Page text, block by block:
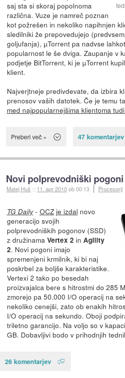
saj sta si skoraj popolnoma
različna. Vuze je namreč poznan
kot požrešen in nekoliko napihnjen
sledilniki že prepovedujejo
goljufanja), µTorrent pa nadvse
popularnost le še dviga. Zaupanje v
podjetje BitTorrent, ki je µTorrent
klient.
Najverjtneje predivdevate, da izbira
prenosov vaših datotek. Če je temu
med najpopularnejšima klientoma
Preberi več » 47 komentarjev
Novi polprevodniški pogoni
Matej Huš :: 11. apr 2010ob 00:13 Procesorji
TG Daily- OCZ je izdal novo
generacijo svojih
polprevodniških pogonov (SSD)
z družinama Vertex 2 in Agility
2. Novi pogoni imajo
spremenjeni krmilnik, ki bi naj
poskrbel za boljše karakteristike.
Vertexi 2 tako po besedah
proizvajalca bere s hitrostmi do 285
zmorejo pa 50.000 I/O operacij na
nekoliko cenejši, zato ob enakih
I/O operacij na sekundo. Oboji
triletno garancijo. Na voljo so v
GB. Dobavljivi bodo v prihodnjih
26 komentarjev